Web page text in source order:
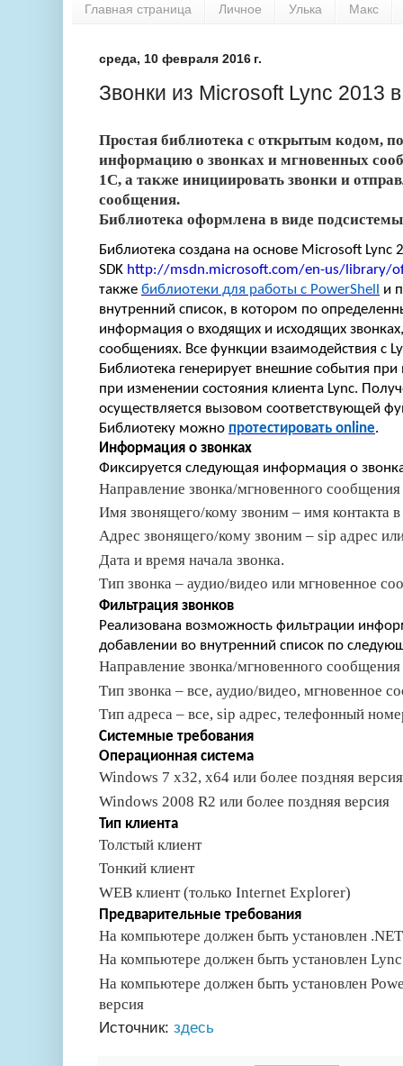
Главная страница Личное Улька Макс
среда, 10 февраля 2016 г.
Звонки из Microsoft Lync 2013
Простая библиотека с открытым кодом,
информацию о звонках и мгновенных
1С, а также инициировать звонки и
сообщения.
Библиотека оформлена в виде
Библиотека создана на основе Microsoft Lync
SDK http://msdn.microsoft.com/en-us/library/
также библиотеки для работы с PowerShell
и
внутренний список, в котором по
информация о входящих и исходящих
сообщениях. Все функции взаимодействия с
Библиотека генерирует внешние события при
при изменении состояния клиента Lync.
осуществляется вызовом соответствующей
Библиотеку можно протестировать online.
Информация о звонках
Фиксируется следующая информация о
Направление звонка/мгновенного
Имя звонящего/кому звоним – имя контакта
Адрес звонящего/кому звоним – sip адрес
Дата и время начала звонка.
Тип звонка – аудио/видео или мгновенное
Фильтрация звонков
Реализована возможность фильтрации
добавлении во внутренний список по
Направление звонка/мгновенного
Тип звонка – все, аудио/видео, мгновенное
Тип адреса – все, sip адрес, телефонный
Системные требования
Операционная система
Windows 7 x32, x64 или более поздняя версия
Windows 2008 R2 или более поздняя версия
Тип клиента
Толстый клиент
Тонкий клиент
WEB клиент (только Internet Explorer)
Предварительные требования
На компьютере должен быть установлен
На компьютере должен быть установлен
На компьютере должен быть установлен
версия
Источник: здесь